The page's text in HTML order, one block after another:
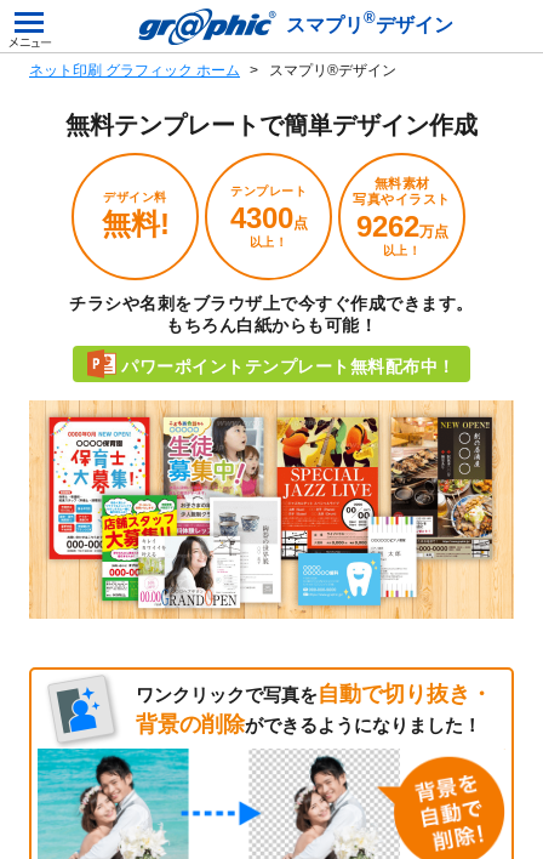
スマプリ ®デザイン
ネット印刷 グラフィック ホーム スマプリ®デザイン
無料テンプレートで簡単デザイン作成
デザイン料
無料!
テンプレート
4300点
以上！
無料素材
写真やイラスト
9262万点
以上！
チラシや名刺をブラウザ上で今すぐ作成できます。
もちろん白紙からも可能！
パワーポイントテンプレート無料配布中！
ワンクリックで写真を自動で切り抜き・
背景の削除ができるようになりました！